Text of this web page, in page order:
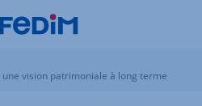
vision patrimoniale à long terme